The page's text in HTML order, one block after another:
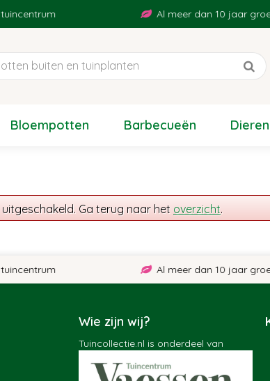
Al meer dan 10 jaar
Bloempotten Barbecueën Dieren
Ga terug naar het overzicht.
Al meer dan 10 jaar
Wie zijn wij?
Tuincollectie.nl is onderdeel van